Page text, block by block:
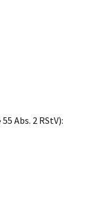
Abs. 2 RStV):